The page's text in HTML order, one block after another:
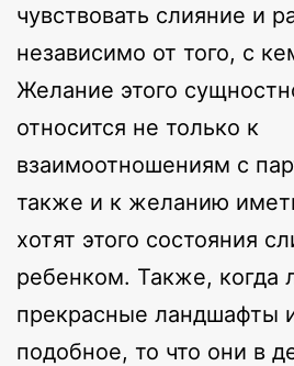
чувствовать слияние и
независимо от того, с
Желание этого
относится не только к
взаимоотношениям с
также и к желанию
хотят этого состояния
ребенком. Также, когда
прекрасные ландшафты
подобное, то что они в